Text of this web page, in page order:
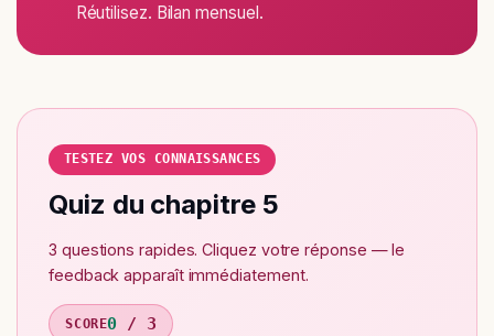
Réutilisez. Bilan mensuel.
TESTEZ VOS CONNAISSANCES
Quiz du chapitre 5
3 questions rapides. Cliquez votre réponse — le
feedback apparaît immédiatement.
SCORE0 / 3